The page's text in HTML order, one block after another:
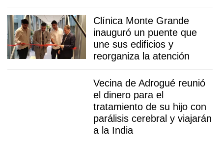
Clínica Monte Grande
inauguró un puente que
une sus edificios y
reorganiza la atención
Vecina de Adrogué reunió
el dinero para el
tratamiento de su hijo con
parálisis cerebral y viajarán
a la India